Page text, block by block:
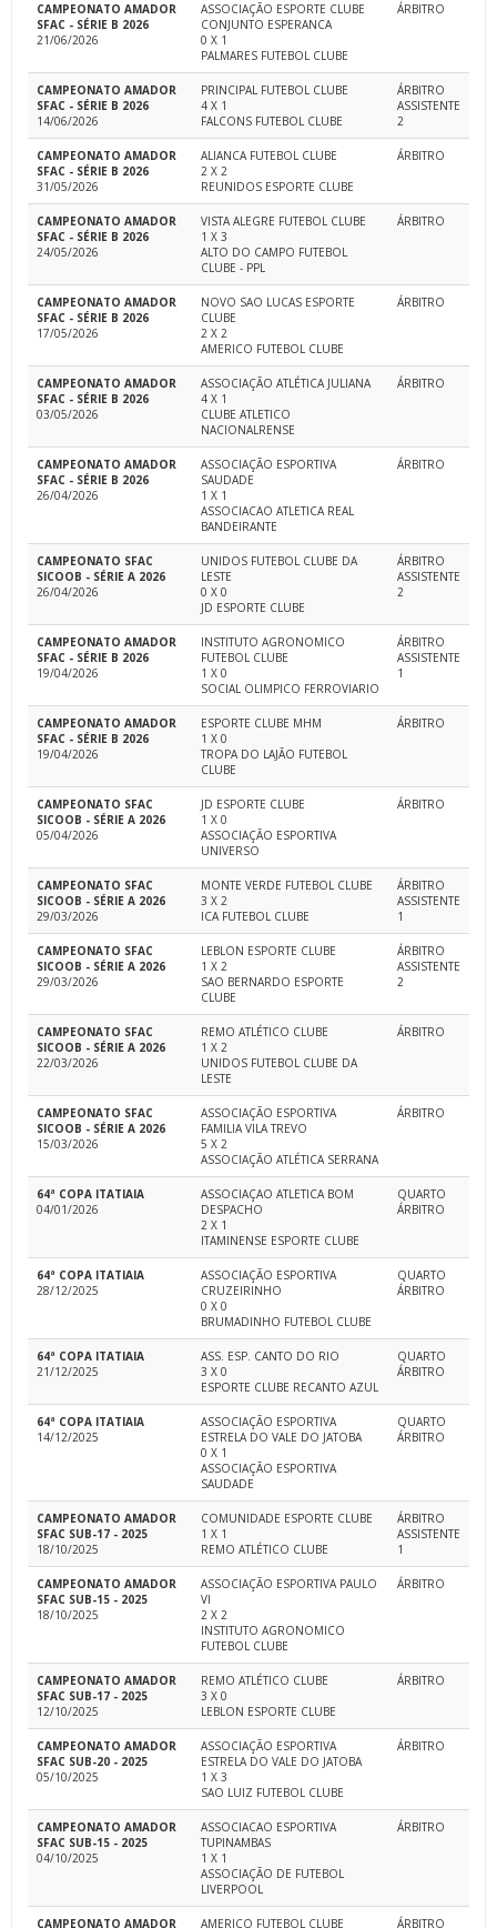
CAMPEONATO AMADOR
SFAC - SÉRIE B 2026
21/06/2026
ASSOCIAÇÃO ESPORTE CLUBE
CONJUNTO ESPERANCA
0 X 1
PALMARES FUTEBOL CLUBE
ÁRBITRO
CAMPEONATO AMADOR
SFAC - SÉRIE B 2026
14/06/2026
PRINCIPAL FUTEBOL CLUBE
4 X 1
FALCONS FUTEBOL CLUBE
ÁRBITRO
ASSISTENTE
2
CAMPEONATO AMADOR
SFAC - SÉRIE B 2026
31/05/2026
ALIANCA FUTEBOL CLUBE
2 X 2
REUNIDOS ESPORTE CLUBE
ÁRBITRO
CAMPEONATO AMADOR
SFAC - SÉRIE B 2026
24/05/2026
VISTA ALEGRE FUTEBOL CLUBE
1 X 3
ALTO DO CAMPO FUTEBOL
CLUBE - PPL
ÁRBITRO
CAMPEONATO AMADOR
SFAC - SÉRIE B 2026
17/05/2026
NOVO SAO LUCAS ESPORTE
CLUBE
2 X 2
AMERICO FUTEBOL CLUBE
ÁRBITRO
CAMPEONATO AMADOR
SFAC - SÉRIE B 2026
03/05/2026
ASSOCIAÇÃO ATLÉTICA JULIANA
4 X 1
CLUBE ATLETICO
NACIONALRENSE
ÁRBITRO
CAMPEONATO AMADOR
SFAC - SÉRIE B 2026
26/04/2026
ASSOCIAÇÃO ESPORTIVA
SAUDADE
1 X 1
ASSOCIACAO ATLETICA REAL
BANDEIRANTE
ÁRBITRO
CAMPEONATO SFAC
SICOOB - SÉRIE A 2026
26/04/2026
UNIDOS FUTEBOL CLUBE DA
LESTE
0 X 0
JD ESPORTE CLUBE
ÁRBITRO
ASSISTENTE
2
CAMPEONATO AMADOR
SFAC - SÉRIE B 2026
19/04/2026
INSTITUTO AGRONOMICO
FUTEBOL CLUBE
1 X 0
SOCIAL OLIMPICO FERROVIARIO
ÁRBITRO
ASSISTENTE
1
CAMPEONATO AMADOR
SFAC - SÉRIE B 2026
19/04/2026
ESPORTE CLUBE MHM
1 X 0
TROPA DO LAJÃO FUTEBOL
CLUBE
ÁRBITRO
CAMPEONATO SFAC
SICOOB - SÉRIE A 2026
05/04/2026
JD ESPORTE CLUBE
1 X 0
ASSOCIAÇÃO ESPORTIVA
UNIVERSO
ÁRBITRO
CAMPEONATO SFAC
SICOOB - SÉRIE A 2026
29/03/2026
MONTE VERDE FUTEBOL CLUBE
3 X 2
ICA FUTEBOL CLUBE
ÁRBITRO
ASSISTENTE
1
CAMPEONATO SFAC
SICOOB - SÉRIE A 2026
29/03/2026
LEBLON ESPORTE CLUBE
1 X 2
SAO BERNARDO ESPORTE
CLUBE
ÁRBITRO
ASSISTENTE
2
CAMPEONATO SFAC
SICOOB - SÉRIE A 2026
22/03/2026
REMO ATLÉTICO CLUBE
1 X 2
UNIDOS FUTEBOL CLUBE DA
LESTE
ÁRBITRO
CAMPEONATO SFAC
SICOOB - SÉRIE A 2026
15/03/2026
ASSOCIAÇÃO ESPORTIVA
FAMILIA VILA TREVO
5 X 2
ASSOCIAÇÃO ATLÉTICA SERRANA
ÁRBITRO
64ª COPA ITATIAIA
04/01/2026
ASSOCIAÇAO ATLETICA BOM
DESPACHO
2 X 1
ITAMINENSE ESPORTE CLUBE
QUARTO
ÁRBITRO
64ª COPA ITATIAIA
28/12/2025
ASSOCIAÇÃO ESPORTIVA
CRUZEIRINHO
0 X 0
BRUMADINHO FUTEBOL CLUBE
QUARTO
ÁRBITRO
64ª COPA ITATIAIA
21/12/2025
ASS. ESP. CANTO DO RIO
3 X 0
ESPORTE CLUBE RECANTO AZUL
QUARTO
ÁRBITRO
64ª COPA ITATIAIA
14/12/2025
ASSOCIAÇÃO ESPORTIVA
ESTRELA DO VALE DO JATOBA
0 X 1
ASSOCIAÇÃO ESPORTIVA
SAUDADE
QUARTO
ÁRBITRO
CAMPEONATO AMADOR
SFAC SUB-17 - 2025
18/10/2025
COMUNIDADE ESPORTE CLUBE
1 X 1
REMO ATLÉTICO CLUBE
ÁRBITRO
ASSISTENTE
1
CAMPEONATO AMADOR
SFAC SUB-15 - 2025
18/10/2025
ASSOCIAÇÃO ESPORTIVA PAULO
VI
2 X 2
INSTITUTO AGRONOMICO
FUTEBOL CLUBE
ÁRBITRO
CAMPEONATO AMADOR
SFAC SUB-17 - 2025
12/10/2025
REMO ATLÉTICO CLUBE
3 X 0
LEBLON ESPORTE CLUBE
ÁRBITRO
CAMPEONATO AMADOR
SFAC SUB-20 - 2025
05/10/2025
ASSOCIAÇÃO ESPORTIVA
ESTRELA DO VALE DO JATOBA
1 X 3
SAO LUIZ FUTEBOL CLUBE
ÁRBITRO
CAMPEONATO AMADOR
SFAC SUB-15 - 2025
04/10/2025
ASSOCIACAO ESPORTIVA
TUPINAMBAS
1 X 1
ASSOCIAÇÃO DE FUTEBOL
LIVERPOOL
ÁRBITRO
CAMPEONATO AMADOR AMERICO FUTEBOL CLUBE ÁRBITRO